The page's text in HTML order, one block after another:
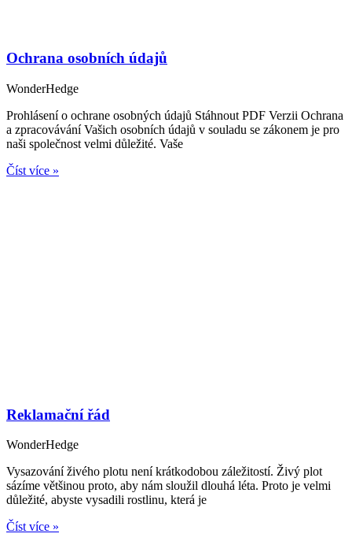
Ochrana osobních údajů
WonderHedge
Prohlásení o ochrane osobných údajů Stáhnout PDF Verzii Ochrana
a zpracovávání Vašich osobních údajů v souladu se zákonem je pro
naši společnost velmi důležité. Vaše
Číst více »
Reklamační řád
WonderHedge
Vysazování živého plotu není krátkodobou záležitostí. Živý plot
sázíme většinou proto, aby nám sloužil dlouhá léta. Proto je velmi
důležité, abyste vysadili rostlinu, která je
Číst více »